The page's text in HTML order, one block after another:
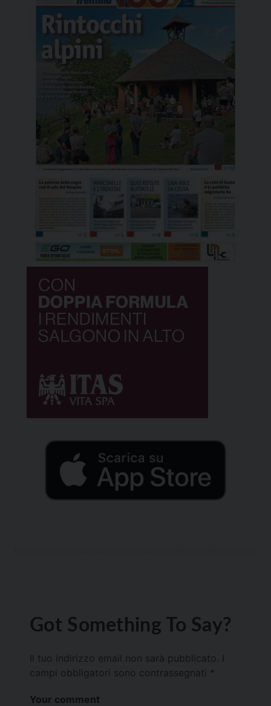
Got Something To Say?
Il tuo indirizzo email non sarà pubblicato.
campi obbligatori sono contrassegnati *
Your comment